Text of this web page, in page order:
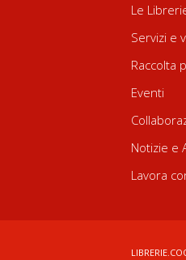
Le
Servizi e
Raccolta
Eventi
Notizie e
Lavora